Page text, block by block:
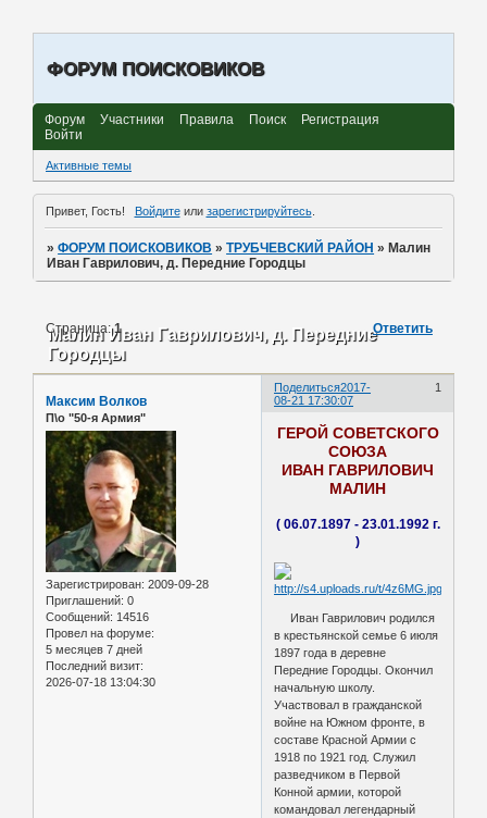
ФОРУМ ПОИСКОВИКОВ
Форум Участники Правила Поиск
Регистрация
Войти
Активные темы
Привет, Гость! Войдитеили зарегистрируйтесь.
»ФОРУМ ПОИСКОВИКОВ »ТРУБЧЕВСКИЙ РАЙОН »Малин
Иван Гаврилович, д. Передние Городцы
Малин Иван Гаврилович, д. Передние
Городцы
Страница:1 Ответить
Поделиться 1
2017-
08-21 17:30:07
Максим Волков
П\о "50-я Армия"
Зарегистрирован: 2009-09-28
Приглашений: 0
Сообщений: 14516
Провел на форуме:
5 месяцев 7 дней
Последний визит:
2026-07-18 13:04:30
ГЕРОЙ СОВЕТСКОГО
СОЮЗА
ИВАН ГАВРИЛОВИЧ
МАЛИН
( 06.07.1897 - 23.01.1992 г.
)
Иван Гаврилович родился
в крестьянской семье 6 июля
1897 года в деревне
Передние Городцы. Окончил
начальную школу.
Участвовал в гражданской
войне на Южном фронте, в
составе Красной Армии с
1918 по 1921 год. Служил
разведчиком в Первой
Конной армии, которой
командовал легендарный